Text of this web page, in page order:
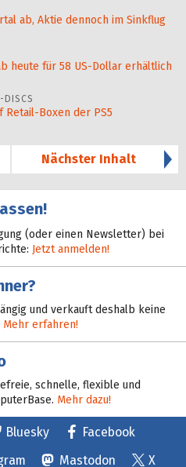
ab, Aktie dennoch im Sinkflug
heute für 58 US-Dollar er­hält­lich
DISCS
Boxen der PS5
Nächster Inhalt
(oder einen Newsletter) bei
Jetzt anmelden!
und verkauft deshalb keine
Mehr erfahren!
schnelle, flexible und
Mehr dazu!
Bluesky
Facebook
Mastodon X